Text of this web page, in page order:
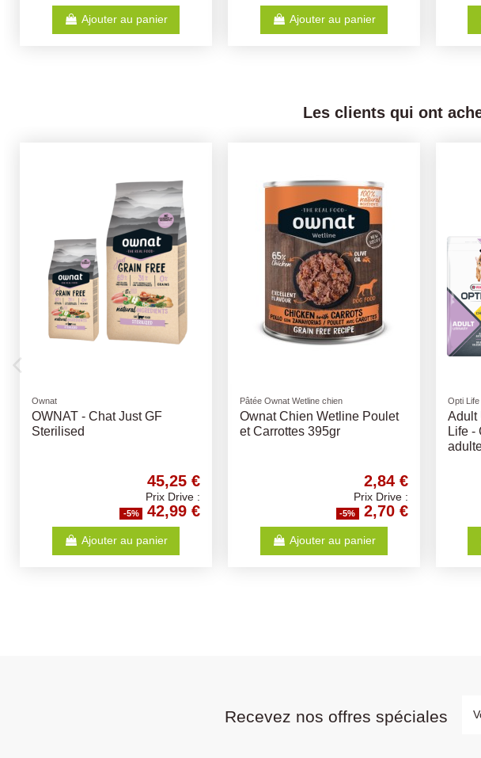
Ajouter au panier Ajouter au panier
Les clients qui ont
Détergents
SANITERPEN DETERGENT
FLEUR DE COTON 1L
13,67 €
Prix Drive :
-5% 12,99 €
Ajouter au panier
Friandises naturelles
Cous de Dinde Séchés 50Gr
1,15 €
Prix Drive :
-5% 1,09 €
Ajouter au panier
Recevez nos offres spéciales